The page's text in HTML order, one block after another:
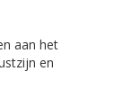
aan het
en